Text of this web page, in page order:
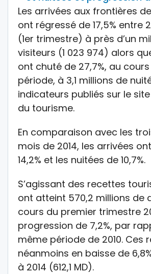
Les arrivées aux frontières
ont régressé de 17,5% entre
(1er trimestre) à près d’un
visiteurs (1 023 974) alors
ont chuté de 27,7%, au
période, à 3,1 millions de
indicateurs publiés sur le
du tourisme.
En comparaison avec les
mois de 2014, les arrivées
14,2% et les nuitées de 10,7%.
S’agissant des recettes
ont atteint 570,2 millions de
cours du premier trimestre
progression de 7,2%, par
même période de 2010. Ces
néanmoins en baisse de
à 2014 (612,1 MD).